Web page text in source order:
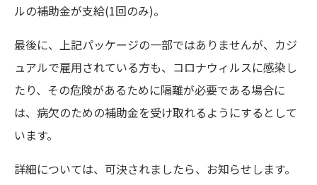
ルの補助金が支給(1回のみ)。
最後に、上記パッケージの一部ではありませんが、カジ
ュアルで雇用されている方も、コロナウィルスに感染し
たり、その危険があるために隔離が必要である場合に
は、病欠のための補助金を受け取れるようにするとして
います。
詳細については、可決されましたら、お知らせします。